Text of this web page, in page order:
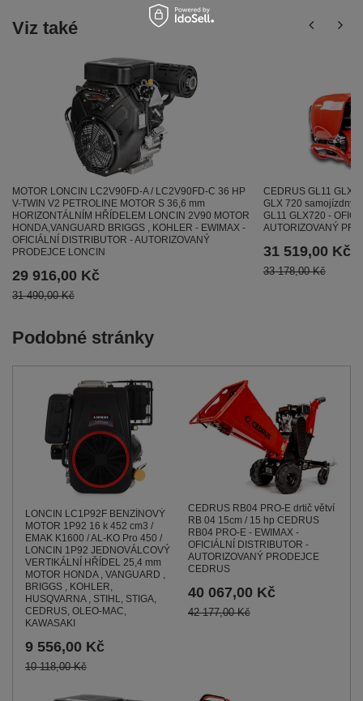
Viz také
MOTOR LONCIN LC2V90FD-A / LC2V90FD-C 36 HP
V-TWIN V2 PETROLINE MOTOR S 36,6 mm
HORIZONTÁLNÍM HŘÍDELEM LONCIN 2V90 MOTOR
HONDA,VANGUARD BRIGGS , KOHLER - EWIMAX -
OFICIÁLNÍ DISTRIBUTOR - AUTORIZOVANÝ
PRODEJCE LONCIN
29 916,00 Kč
31 490,00 Kč
CEDRUS GL11
GLX 720 samojízdný
GL11 GLX720 -
AUTORIZOVANÝ
31 519,00 Kč
33 178,00 Kč
Podobné stránky
LONCIN LC1P92F BENZÍNOVÝ
MOTOR 1P92 16 k 452 cm3 /
EMAK K1600 / AL-KO Pro 450 /
LONCIN 1P92 JEDNOVÁLCOVÝ
VERTIKÁLNÍ HŘÍDEL 25,4 mm
MOTOR HONDA , VANGUARD ,
BRIGGS , KOHLER,
HUSQVARNA , STIHL, STIGA,
CEDRUS, OLEO-MAC,
KAWASAKI
9 556,00 Kč
10 118,00 Kč
CEDRUS RB04 PRO-E drtič větví
RB 04 15cm / 15 hp CEDRUS
RB04 PRO-E - EWIMAX -
OFICIÁLNÍ DISTRIBUTOR -
AUTORIZOVANÝ PRODEJCE
CEDRUS
40 067,00 Kč
42 177,00 Kč